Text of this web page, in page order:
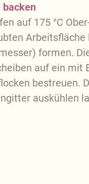
backen
auf 175 °C
Arbeitsfläche
formen.
auf ein mit
bestreuen.
auskühlen